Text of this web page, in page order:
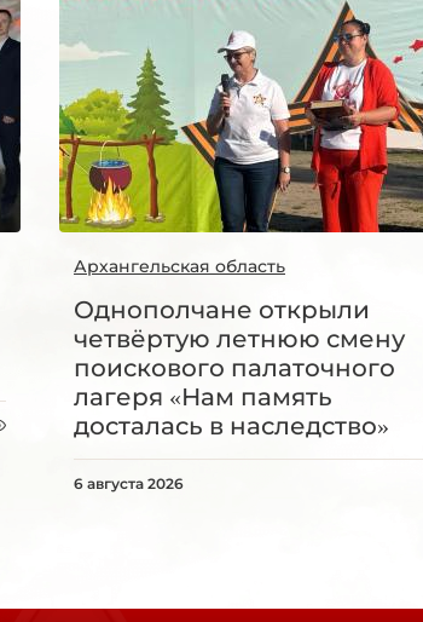
Архангельская область
Однополчане открыли
четвёртую летнюю смену
поискового палаточного
лагеря «Нам память
досталась в наследство»
6 августа 2026